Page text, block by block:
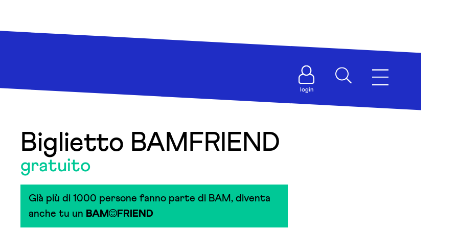
login
Biglietto BAMFRIEND
gratuito
Già più di 1000 persone fanno parte di BAM, diventa
anche tu un BAM FRIEND